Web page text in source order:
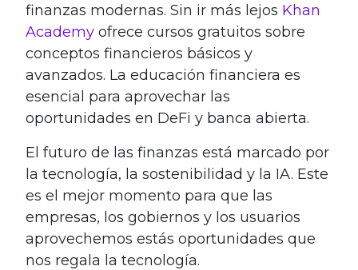
finanzas modernas. Sin ir más lejos Khan
Academy ofrece cursos gratuitos sobre
conceptos financieros básicos y
avanzados. La educación financiera es
esencial para aprovechar las
oportunidades en DeFi y banca abierta.
El futuro de las finanzas está marcado por
la tecnología, la sostenibilidad y la IA. Este
es el mejor momento para que las
empresas, los gobiernos y los usuarios
aprovechemos estás oportunidades que
nos regala la tecnología.